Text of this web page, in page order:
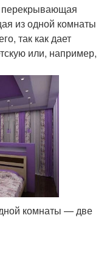
перекрывающая
из одной комнаты
так как дает
или, например,
комнаты — две